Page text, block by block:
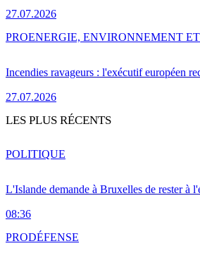
27.07.2026
Incendies ravageurs : l'exécutif européen
27.07.2026
PROENERGIE, ENVIRONNEMENT
LES PLUS RÉCENTS
L'Islande demande à Bruxelles de rester à
08:36
POLITIQUE
PRODÉFENSE